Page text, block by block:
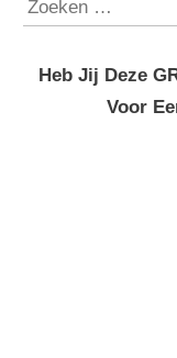
Heb Jij Deze
Voor